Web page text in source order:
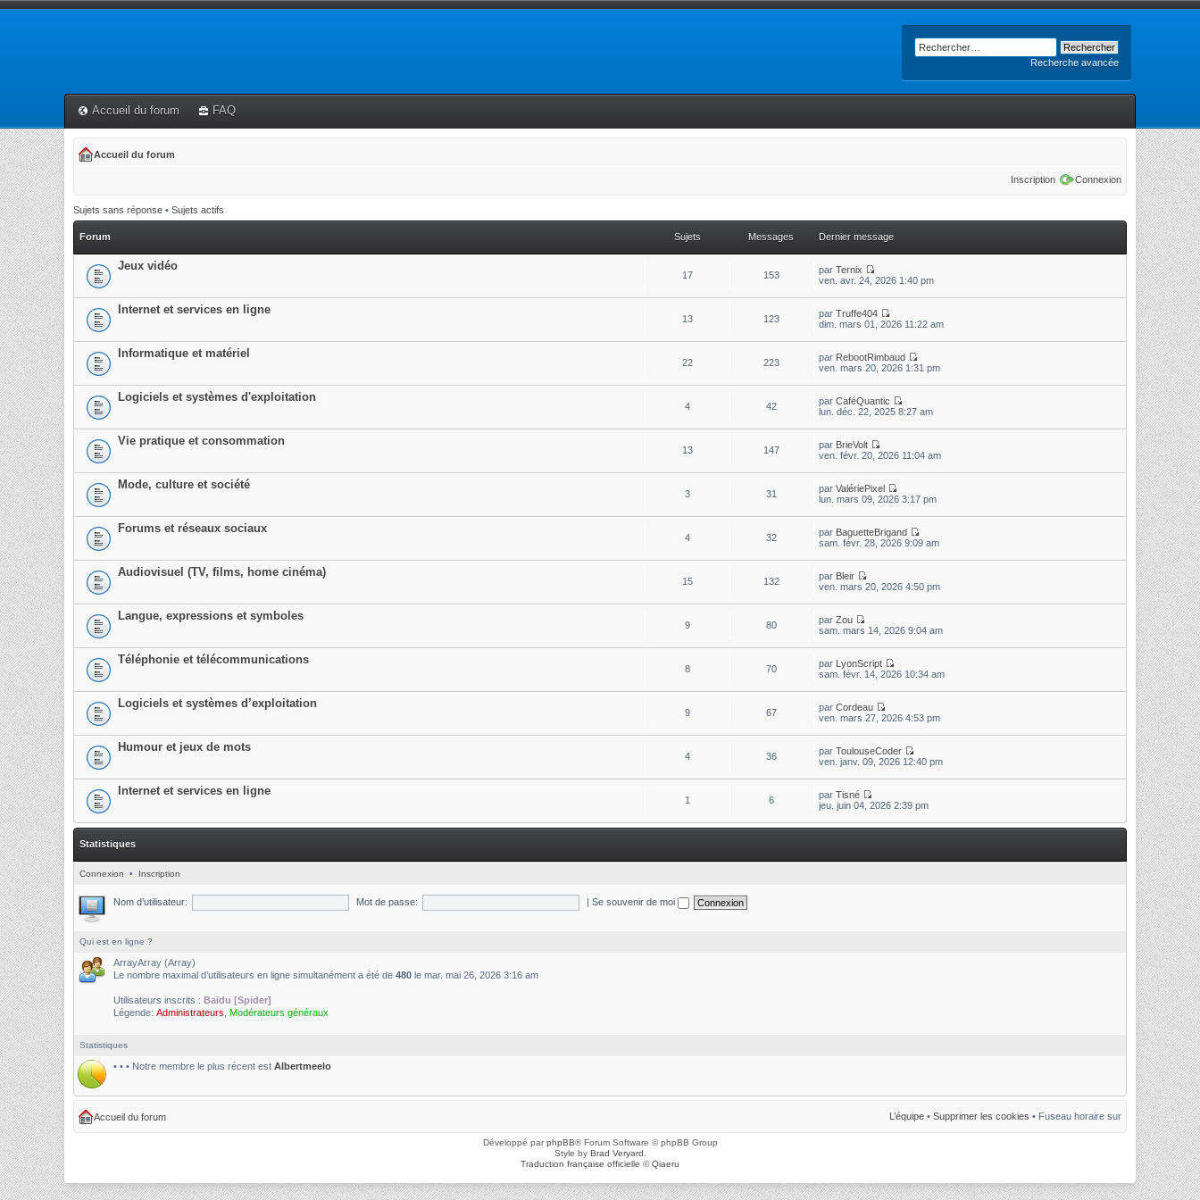
Recherche avancée
Accueil du forum FAQ
Accueil du forum
Inscription Connexion
Sujets sans réponse • Sujets actifs
Forum Sujets Messages Dernier message
Jeux vidéo
17 153 parTernix
ven. avr. 24, 2026 1:40 pm
Internet et services en ligne
13 123 parTruffe404
dim. mars 01, 2026 11:22 am
Informatique et matériel
22 223 par RebootRimbaud
ven. mars 20, 2026 1:31 pm
Logiciels et systèmes d'exploitation
4 42 parCaféQuantic
lun. déc. 22, 2025 8:27 am
Vie pratique et consommation
13 147 par BrieVolt
ven. févr. 20, 2026 11:04 am
Mode, culture et société
3 31 parValériePixel
lun. mars 09, 2026 3:17 pm
Forums et réseaux sociaux
4 32 par BaguetteBrigand
sam. févr. 28, 2026 9:09 am
Audiovisuel (TV, films, home cinéma)
15 132 par Bleir
ven. mars 20, 2026 4:50 pm
Langue, expressions et symboles
9 80 parZou
sam. mars 14, 2026 9:04 am
Téléphonie et télécommunications
8 70 par LyonScript
sam. févr. 14, 2026 10:34 am
Logiciels et systèmes d’exploitation
9 67 parCordeau
ven. mars 27, 2026 4:53 pm
Humour et jeux de mots
4 36 parToulouseCoder
ven. janv. 09, 2026 12:40 pm
Internet et services en ligne
1 6 parTisné
jeu. juin 04, 2026 2:39 pm
Statistiques
Connexion • Inscription
Nom d’utilisateur: Mot de passe: |Se souvenir de moi
Qui est en ligne ?
ArrayArray (Array)
Le nombre maximal d’utilisateurs en ligne simultanément a été de 480 le mar. mai 26, 2026 3:16 am
Utilisateurs inscrits : Baidu [Spider]
Légende: Administrateurs Modérateurs généraux
Statistiques
• • • Notre membre le plus récent est Albertmeelo
Accueil du forum L’équipe • Supprimer les cookies • Fuseau horaire sur
Développé parphpBB® Forum Software © phpBB Group
Style by Brad Veryard
Traduction française officielle ©Qiaeru